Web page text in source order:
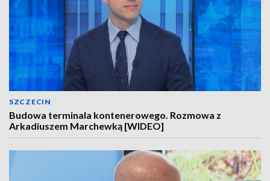
SZCZECIN
Budowa terminala kontenerowego. Rozmowa z
Arkadiuszem Marchewką [WIDEO]